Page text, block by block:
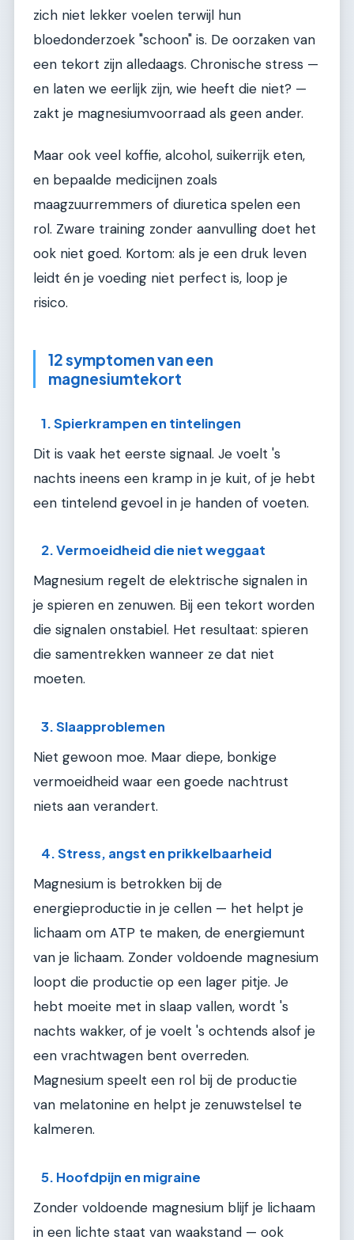
zich niet lekker voelen terwijl hun
bloedonderzoek "schoon" is. De oorzaken van
een tekort zijn alledaags. Chronische stress —
en laten we eerlijk zijn, wie heeft die niet? —
zakt je magnesiumvoorraad als geen ander.
Maar ook veel koffie, alcohol, suikerrijk eten,
en bepaalde medicijnen zoals
maagzuurremmers of diuretica spelen een
rol. Zware training zonder aanvulling doet het
ook niet goed. Kortom: als je een druk leven
leidt én je voeding niet perfect is, loop je
risico.
12 symptomen van een
magnesiumtekort
1. Spierkrampen en tintelingen
Dit is vaak het eerste signaal. Je voelt 's
nachts ineens een kramp in je kuit, of je hebt
een tintelend gevoel in je handen of voeten.
2. Vermoeidheid die niet weggaat
Magnesium regelt de elektrische signalen in
je spieren en zenuwen. Bij een tekort worden
die signalen onstabiel. Het resultaat: spieren
die samentrekken wanneer ze dat niet
moeten.
3. Slaapproblemen
Niet gewoon moe. Maar diepe, bonkige
vermoeidheid waar een goede nachtrust
niets aan verandert.
4. Stress, angst en prikkelbaarheid
Magnesium is betrokken bij de
energieproductie in je cellen — het helpt je
lichaam om ATP te maken, de energiemunt
van je lichaam. Zonder voldoende magnesium
loopt die productie op een lager pitje. Je
hebt moeite met in slaap vallen, wordt 's
nachts wakker, of je voelt 's ochtends alsof je
een vrachtwagen bent overreden.
Magnesium speelt een rol bij de productie
van melatonine en helpt je zenuwstelsel te
kalmeren.
5. Hoofdpijn en migraine
Zonder voldoende magnesium blijf je lichaam
in een lichte staat van waakstand — ook